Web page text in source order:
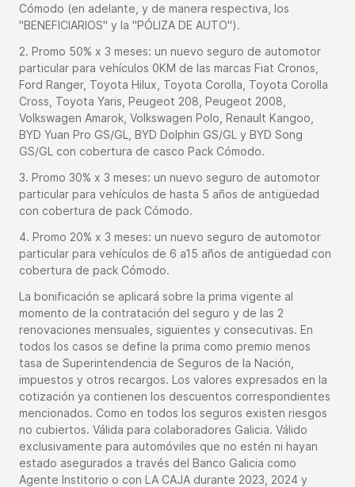
Cómodo (en adelante, y de manera respectiva, los
"BENEFICIARIOS" y la "PÓLIZA DE AUTO").
2. Promo 50% x 3 meses: un nuevo seguro de automotor
particular para vehículos 0KM de las marcas Fiat Cronos,
Ford Ranger, Toyota Hilux, Toyota Corolla, Toyota Corolla
Cross, Toyota Yaris, Peugeot 208, Peugeot 2008,
Volkswagen Amarok, Volkswagen Polo, Renault Kangoo,
BYD Yuan Pro GS/GL, BYD Dolphin GS/GL y BYD Song
GS/GL con cobertura de casco Pack Cómodo.
3. Promo 30% x 3 meses: un nuevo seguro de automotor
particular para vehículos de hasta 5 años de antigüedad
con cobertura de pack Cómodo.
4. Promo 20% x 3 meses: un nuevo seguro de automotor
particular para vehículos de 6 a15 años de antigüedad con
cobertura de pack Cómodo.
La bonificación se aplicará sobre la prima vigente al
momento de la contratación del seguro y de las 2
renovaciones mensuales, siguientes y consecutivas. En
todos los casos se define la prima como premio menos
tasa de Superintendencia de Seguros de la Nación,
impuestos y otros recargos. Los valores expresados en la
cotización ya contienen los descuentos correspondientes
mencionados. Como en todos los seguros existen riesgos
no cubiertos. Válida para colaboradores Galicia. Válido
exclusivamente para automóviles que no estén ni hayan
estado asegurados a través del Banco Galicia como
Agente Institorio o con LA CAJA durante 2023, 2024 y